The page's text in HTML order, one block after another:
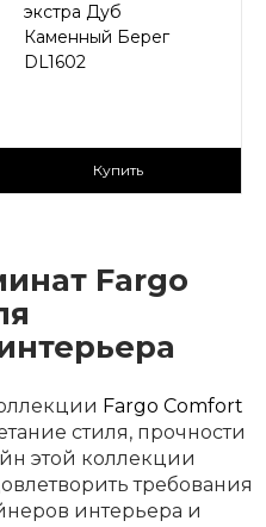
экстра Дуб
Каменный Берег
DL1602
2
Купить
Fargo
Fargo Comfort
стиля, прочности
этой коллекции
требования
интерьера и